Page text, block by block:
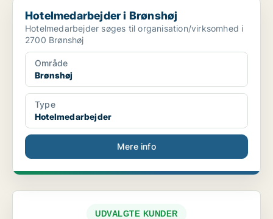
Hotelmedarbejder i Brønshøj
Hotelmedarbejder i Brønshøj
Hotelmedarbejder søges til organisation/virksomhed i
2700 Brønshøj
Område
Brønshøj
Type
Hotelmedarbejder
Mere info
UDVALGTE KUNDER